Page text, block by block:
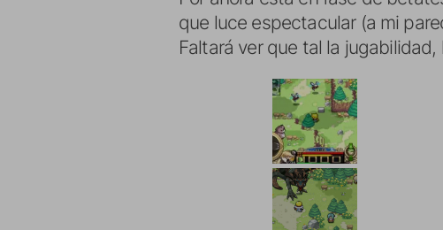
que luce espectacular (a mi
Faltará ver que tal la